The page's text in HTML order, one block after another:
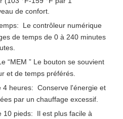
de confort.
Le contrôleur numérique
de temps de 0 à 240 minutes
“MEM ” Le bouton se souvient
et de temps préférés.
4 heures: Conserve l'énergie et
par un chauffage excessif.
10 pieds: Il est plus facile à